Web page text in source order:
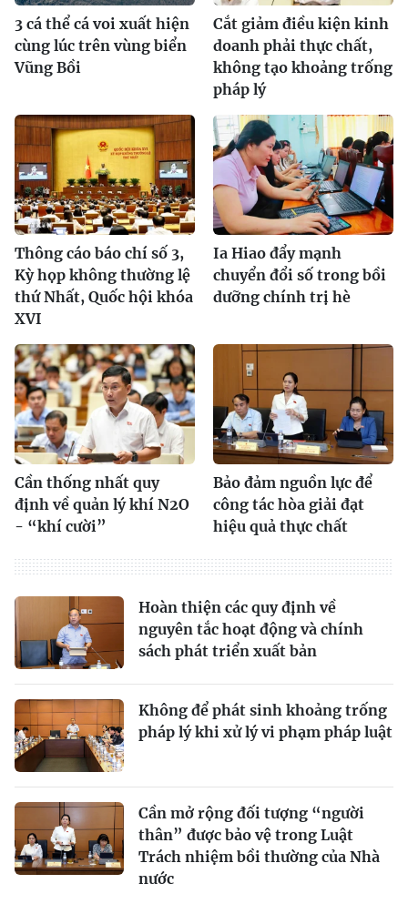
3 cá thể cá voi xuất hiện
cùng lúc trên vùng biển
Vũng Bồi
Cắt giảm điều kiện kinh
doanh phải thực chất,
không tạo khoảng trống
pháp lý
Thông cáo báo chí số 3,
Kỳ họp không thường lệ
thứ Nhất, Quốc hội khóa
XVI
Ia Hiao đẩy mạnh
chuyển đổi số trong bồi
dưỡng chính trị hè
Cần thống nhất quy
định về quản lý khí N2O
- “khí cười”
Bảo đảm nguồn lực để
công tác hòa giải đạt
hiệu quả thực chất
Hoàn thiện các quy định về
nguyên tắc hoạt động và chính
sách phát triển xuất bản
Không để phát sinh khoảng trống
pháp lý khi xử lý vi phạm pháp luật
Cần mở rộng đối tượng “người
thân” được bảo vệ trong Luật
Trách nhiệm bồi thường của Nhà
nước